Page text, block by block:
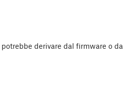
derivare dal firmware o da